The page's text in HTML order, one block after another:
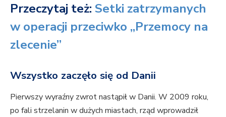
Przeczytaj też: Setki zatrzymanych
w operacji przeciwko „Przemocy na
zlecenie”
Wszystko zaczęło się od Danii
Pierwszy wyraźny zwrot nastąpił w Danii. W 2009 roku,
po fali strzelanin w dużych miastach, rząd wprowadził